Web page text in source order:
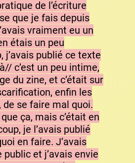
de l’écriture
que je fais depuis
vraiment eu un
étais un peu
j’avais publié ce texte
c’est un peu intime,
du zine, et c’était sur
enfin les
de se faire mal quoi.
ça, mais c’était en
je l’avais publié
en faire. J’avais
et j’avais envie